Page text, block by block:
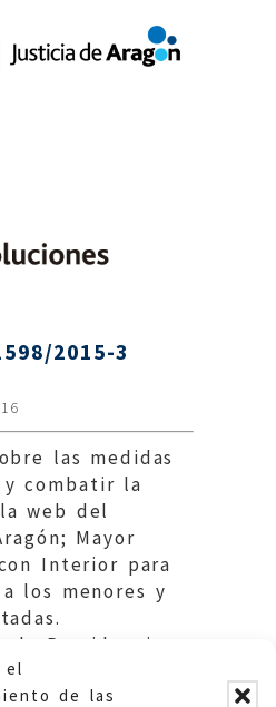
el
de las
2015-3
las medidas
combatir la
web del
Mayor
Interior para
los menores y
Presidencia.